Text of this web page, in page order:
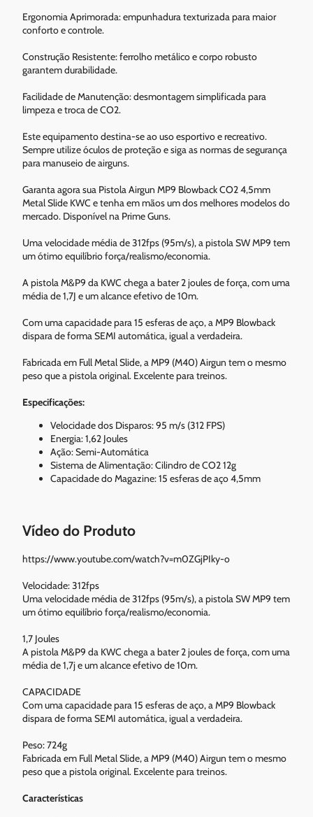
Ergonomia Aprimorada: empunhadura texturizada para maior
conforto e controle.
Construção Resistente: ferrolho metálico e corpo robusto
garantem durabilidade.
Facilidade de Manutenção: desmontagem simplificada para
limpeza e troca de CO2.
Este equipamento destina-se ao uso esportivo e recreativo.
Sempre utilize óculos de proteção e siga as normas de segurança
para manuseio de airguns.
Garanta agora sua Pistola Airgun MP9 Blowback CO2 4,5mm
Metal Slide KWC e tenha em mãos um dos melhores modelos do
mercado. Disponível na Prime Guns.
Uma velocidade média de 312fps (95m/s), a pistola SW MP9 tem
um ótimo equilíbrio força/realismo/economia.
A pistola M&P9 da KWC chega a bater 2 joules de força, com uma
média de 1,7J e um alcance efetivo de 10m.
Com uma capacidade para 15 esferas de aço, a MP9 Blowback
dispara de forma SEMI automática, igual a verdadeira.
Fabricada em Full Metal Slide, a MP9 (M40) Airgun tem o mesmo
peso que a pistola original. Excelente para treinos.
Especificações:
Velocidade dos Disparos: 95 m/s (312 FPS)
Energia: 1,62 Joules
Ação: Semi-Automática
Sistema de Alimentação: Cilindro de CO2 12g
Capacidade do Magazine: 15 esferas de aço 4,5mm
Vídeo do Produto
https://www.youtube.com/watch?v=m0ZGjPIky-o
Velocidade: 312fps
Uma velocidade média de 312fps (95m/s), a pistola SW MP9 tem
um ótimo equilíbrio força/realismo/economia.
1,7 Joules
A pistola M&P9 da KWC chega a bater 2 joules de força, com uma
média de 1,7j e um alcance efetivo de 10m.
CAPACIDADE
Com uma capacidade para 15 esferas de aço, a MP9 Blowback
dispara de forma SEMI automática, igual a verdadeira.
Peso: 724g
Fabricada em Full Metal Slide, a MP9 (M40) Airgun tem o mesmo
peso que a pistola original. Excelente para treinos.
Características